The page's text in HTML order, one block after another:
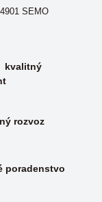
4901 SEMO
kvalitný
rozvoz
poradenstvo